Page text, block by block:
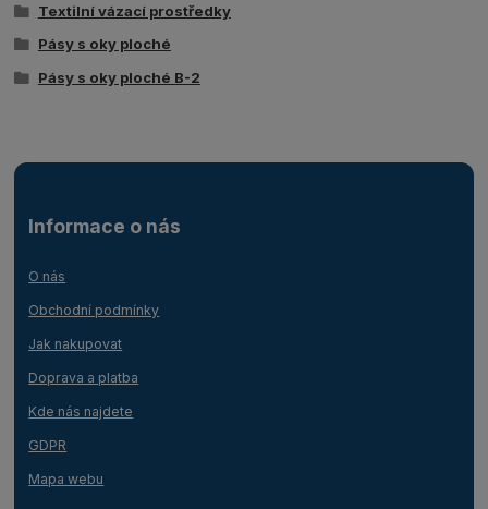
Textilní vázací prostředky
Pásy s oky ploché
Pásy s oky ploché B-2
Informace o nás
O nás
Obchodní podmínky
Jak nakupovat
Doprava a platba
Kde nás najdete
GDPR
Mapa webu